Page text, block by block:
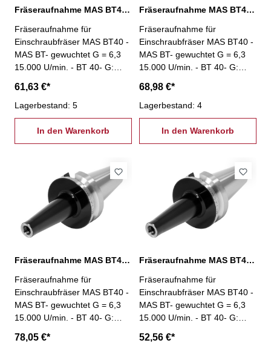
Fräseraufnahme MAS BT40, M16 / L: 100 mm
Fräseraufnahme für
Einschraubfräser MAS BT40 -
MAS BT- gewuchtet G = 6,3
15.000 U/min. - BT 40- G:
61,63 €*
Lagerbestand: 5
In den Warenkorb
Fräseraufnahme MAS BT40, M16 / L: 125 mm
Fräseraufnahme für
Einschraubfräser MAS BT40 -
MAS BT- gewuchtet G = 6,3
15.000 U/min. - BT 40- G:
68,98 €*
Lagerbestand: 4
In den Warenkorb
Fräseraufnahme MAS BT40, M16 / L: 150 mm
Fräseraufnahme für
Einschraubfräser MAS BT40 -
MAS BT- gewuchtet G = 6,3
15.000 U/min. - BT 40- G:
78,05 €*
Fräseraufnahme MAS BT40, M16 / L: 25 mm
Fräseraufnahme für
Einschraubfräser MAS BT40 -
MAS BT- gewuchtet G = 6,3
15.000 U/min. - BT 40- G:
52,56 €*